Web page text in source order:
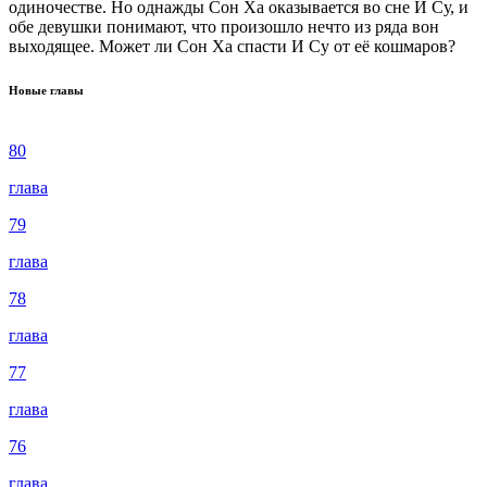
одиночестве. Но однажды Сон Ха оказывается во сне И Су, и
обе девушки понимают, что произошло нечто из ряда вон
выходящее. Может ли Сон Ха спасти И Су от её кошмаров?
Новые главы
80
глава
79
глава
78
глава
77
глава
76
глава